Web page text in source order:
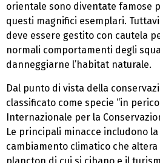
orientale sono diventate famose
questi magnifici esemplari.
deve essere gestito con cautela
normali comportamenti degli
danneggiarne l’habitat naturale.
Dal punto di vista della
classificato come specie “in
Internazionale per la
Le principali minacce includono
cambiamento climatico che
plancton di cui si cibano e il